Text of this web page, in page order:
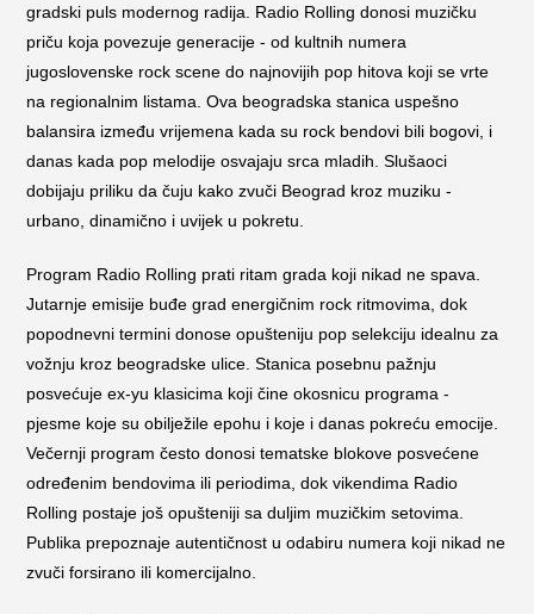
gradski puls modernog radija. Radio Rolling donosi muzičku
priču koja povezuje generacije - od kultnih numera
jugoslovenske rock scene do najnovijih pop hitova koji se vrte
na regionalnim listama. Ova beogradska stanica uspešno
balansira između vrijemena kada su rock bendovi bili bogovi, i
danas kada pop melodije osvajaju srca mladih. Slušaoci
dobijaju priliku da čuju kako zvuči Beograd kroz muziku -
urbano, dinamično i uvijek u pokretu.
Program Radio Rolling prati ritam grada koji nikad ne spava.
Jutarnje emisije buđe grad energičnim rock ritmovima, dok
popodnevni termini donose opušteniju pop selekciju idealnu za
vožnju kroz beogradske ulice. Stanica posebnu pažnju
posvećuje ex-yu klasicima koji čine okosnicu programa -
pjesme koje su obilježile epohu i koje i danas pokreću emocije.
Večernji program često donosi tematske blokove posvećene
određenim bendovima ili periodima, dok vikendima Radio
Rolling postaje još opušteniji sa duljim muzičkim setovima.
Publika prepoznaje autentičnost u odabiru numera koji nikad ne
zvuči forsirano ili komercijalno.